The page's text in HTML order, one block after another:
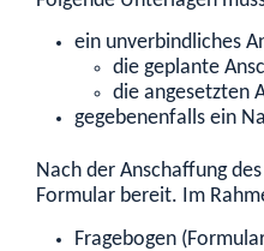
ein unverbindliches
die geplante
die angesetzten
gegebenenfalls ein
Nach der Anschaffung
Formular bereit. Im
­Fragebogen